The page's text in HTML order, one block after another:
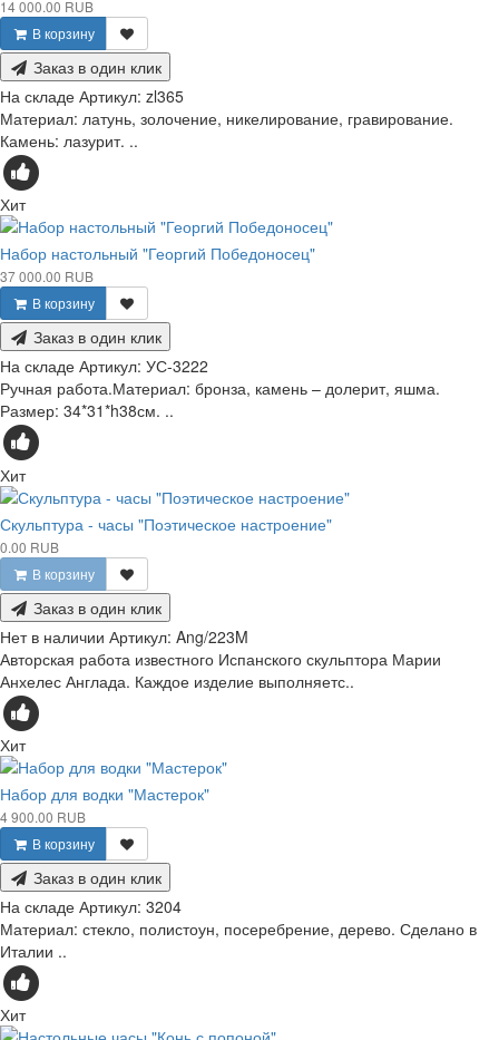
14 000.00 RUB
В корзину
Заказ в один клик
На складе Артикул: zl365
Материал: латунь, золочение, никелирование, гравирование.
Камень: лазурит. ..
Хит
Набор настольный "Георгий Победоносец"
37 000.00 RUB
В корзину
Заказ в один клик
На складе Артикул: УС-3222
Ручная работа.Материал: бронза, камень – долерит, яшма.
Размер: 34*31*h38см. ..
Хит
Скульптура - часы "Поэтическое настроение"
0.00 RUB
В корзину
Заказ в один клик
Нет в наличии Артикул: Ang/223M
Авторская работа известного Испанского скульптора Марии
Анхелес Англада. Каждое изделие выполняетс..
Хит
Набор для водки "Мастерок"
4 900.00 RUB
В корзину
Заказ в один клик
На складе Артикул: 3204
Материал: стекло, полистоун, посеребрение, дерево. Сделано в
Италии ..
Хит